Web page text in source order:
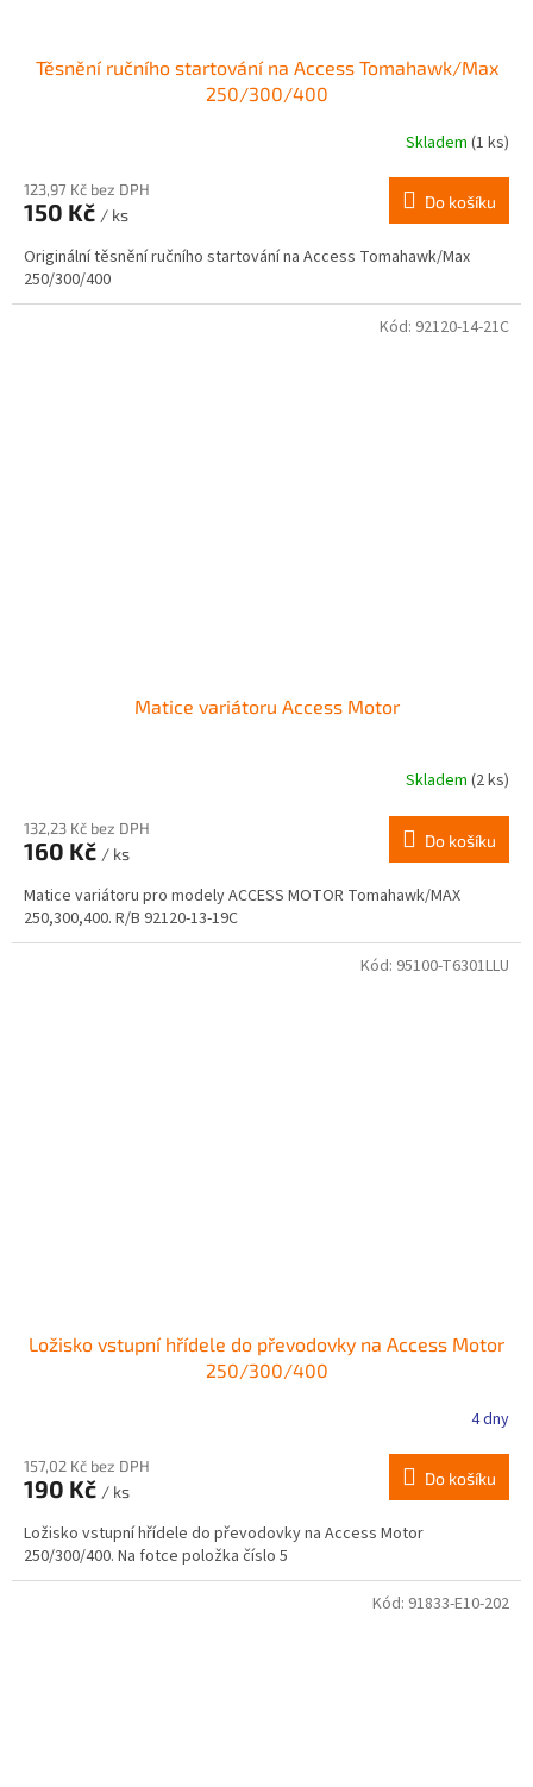
Těsnění ručního startování na Access Tomahawk/Max
250/300/400
Skladem (1 ks)
123,97 Kč bez DPH
150 Kč / ks
Do košíku
Originální těsnění ručního startování na Access Tomahawk/Max
250/300/400
Matice variátoru Access Motor
Skladem (2 ks)
132,23 Kč bez DPH
160 Kč / ks
Do košíku
Matice variátoru pro modely ACCESS MOTOR Tomahawk/MAX
250,300,400. R/B 92120-13-19C
Kód: 92120-14-21C
Ložisko vstupní hřídele do převodovky na Access Motor
250/300/400
4 dny
157,02 Kč bez DPH
190 Kč / ks
Do košíku
Ložisko vstupní hřídele do převodovky na Access Motor
250/300/400. Na fotce položka číslo 5
Kód: 95100-T6301LLU
Kód: 91833-E10-202